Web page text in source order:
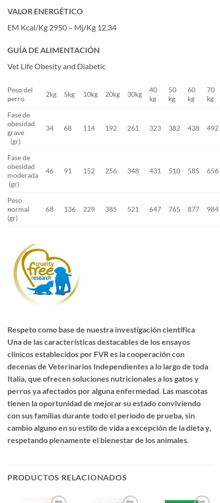
VALOR ENERGÉTICO
EM Kcal/Kg 2950 – Mj/Kg 12,34
GUÍA DE ALIMENTACIÓN
Vet Life Obesity and Diabetic
Peso del
perro
2kg 5kg 10kg 20kg 30kg
40
kg
50
kg
60
kg
70
kg
Fase de
obesidad
grave
(gr)
34 68 114 192 261 323 382 438 492
Fase de
obesidad
moderada
(gr)
46 91 152 256 348 431 510 585 656
Peso
normal
(gr)
68 136 229 385 521 647 765 877 984
Respeto como base de nuestra investigación científica
Una de las características destacables de los ensayos
clínicos establecidos por FVR es la cooperación con
decenas de Veterinarios Independientes a lo largo de toda
Italia, que ofrecen soluciones nutricionales a los gatos y
perros ya afectados por alguna enfermedad. Las mascotas
tienen la oportunidad de mejorar su estado conviviendo
con sus familias durante todo el periodo de prueba, sin
cambio alguno en su estilo de vida a excepción de la dieta y,
respetando plenamente el bienestar de los animales.
PRODUCTOS RELACIONADOS